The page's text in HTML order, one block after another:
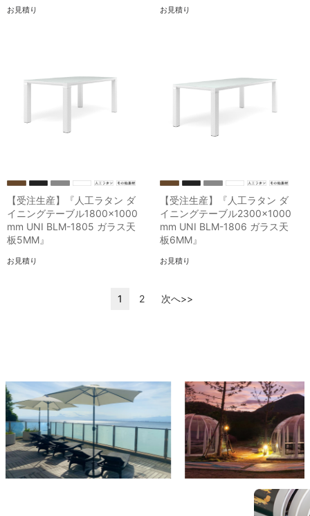
お見積り お見積り
【受注生産】『人工ラタン ダ
イニングテーブル1800×1000
mm UNI BLM-1805 ガラス天
板5MM』
お見積り
【受注生産】『人工ラタン ダ
イニングテーブル2300×1000
mm UNI BLM-1806 ガラス天
板6MM』
お見積り
1 2 次へ>>